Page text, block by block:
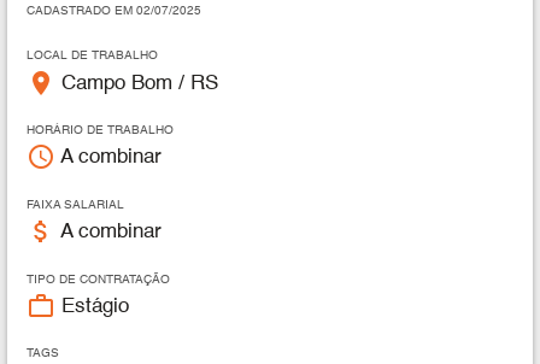
CADASTRADO EM 02/07/2025
LOCAL DE TRABALHO
place Campo Bom / RS
HORÁRIO DE TRABALHO
access_time A combinar
FAIXA SALARIAL
attach_money A combinar
TIPO DE CONTRATAÇÃO
work_outline Estágio
TAGS